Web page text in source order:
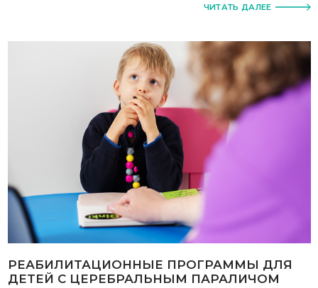
ЧИТАТЬ ДАЛЕЕ
РЕАБИЛИТАЦИОННЫЕ ПРОГРАММЫ ДЛЯ
ДЕТЕЙ С ЦЕРЕБРАЛЬНЫМ ПАРАЛИЧОМ